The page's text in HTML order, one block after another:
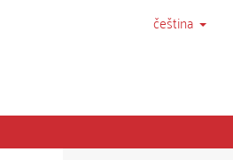
čeština